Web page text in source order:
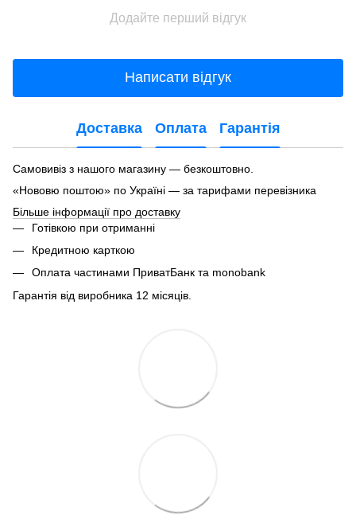
Додайте перший відгук
Написати відгук
Доставка Оплата Гарантія
Самовивіз з нашого магазину — безкоштовно.
«Нововю поштою» по Україні — за тарифами перевізника
Більше інформації про доставку
Готівкою при отриманні
Кредитною карткою
Оплата частинами ПриватБанк та monobank
Гарантія від виробника 12 місяців.